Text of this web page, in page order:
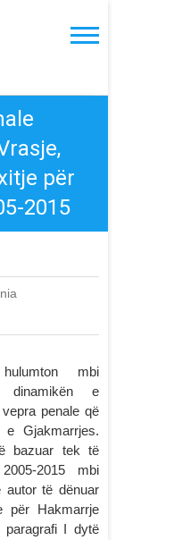
për
2015
hulumton mbi
dinamikën e
penale që
e Gjakmarrjes.
bazuar tek të
2015 mbi
autor të dënuar
për Hakmarrje
paragrafi I dytë